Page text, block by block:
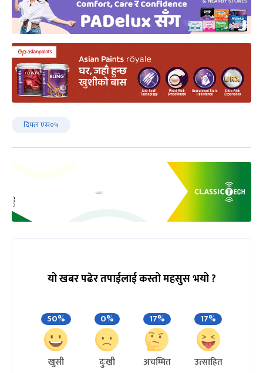
दिपल एस०५
यो खबर पढेर तपाईलाई कस्तो महसुस भयो ?
50%
खुसी
0%
दुःखी
17%
अचम्मित
17%
उत्साहित